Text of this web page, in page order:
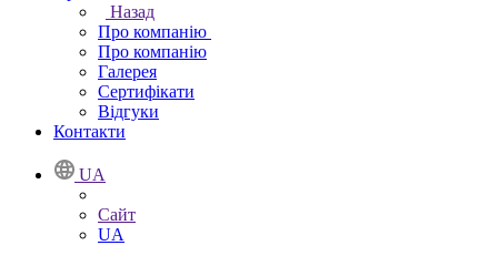
Назад
Про компанію
Про компанію
Галерея
Сертифікати
Відгуки
Контакти
UA
Сайт
UA